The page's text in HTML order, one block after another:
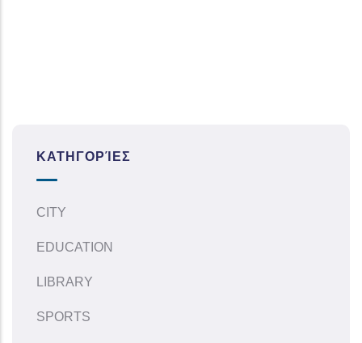
ΚΑΤΗΓΟΡΊΕΣ
CITY
EDUCATION
LIBRARY
SPORTS